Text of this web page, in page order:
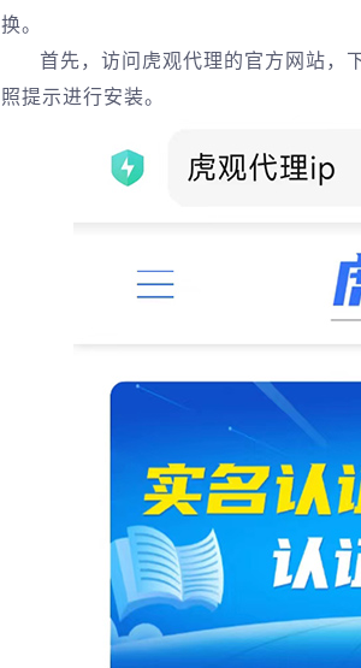
换。
首先，访问虎观代理的官方网站，
照提示进行安装‌。